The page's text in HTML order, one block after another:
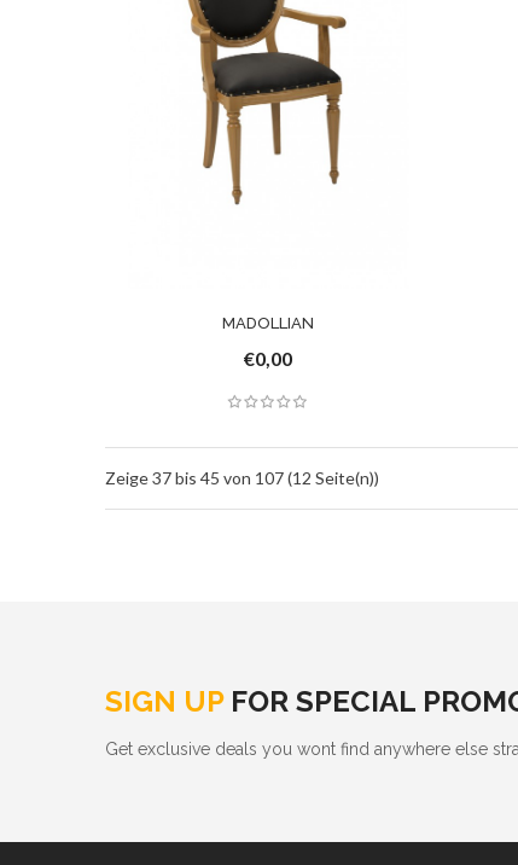
MADOLLIAN
€0,00
Zeige 37 bis 45 von 107 (12 Seite(n))
SIGN UPFOR SPECIAL
Get exclusive deals you wont find anywhere else